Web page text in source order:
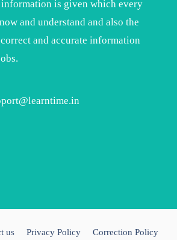
is given which every
and understand and also the
and accurate information
us Privacy Policy Correction Policy